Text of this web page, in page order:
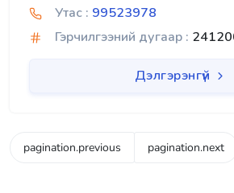
Утас : 99523978
Гэрчилгээний дугаар :
Дэлгэрэнгүй
pagination.previous pagination.next